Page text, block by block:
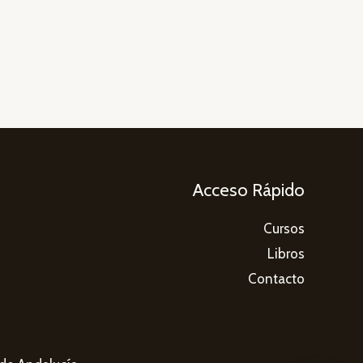
Acceso Rápido
Cursos
Libros
Contacto